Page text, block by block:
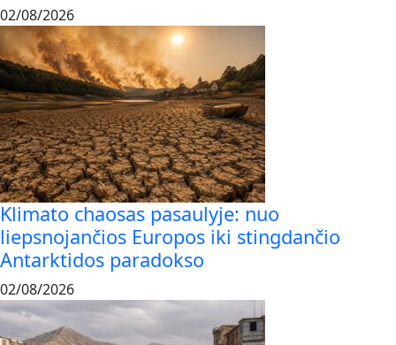
02/08/2026
Klimato chaosas pasaulyje: nuo
liepsnojančios Europos iki stingdančio
Antarktidos paradokso
02/08/2026